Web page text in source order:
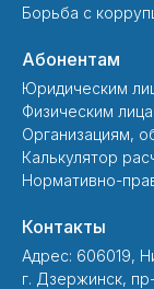
Борьба с
Абонентам
Юридическим
Физическим
Организациям,
Калькулятор
Нормативно-
Контакты
Адрес: 606019,
г. Дзержинск,